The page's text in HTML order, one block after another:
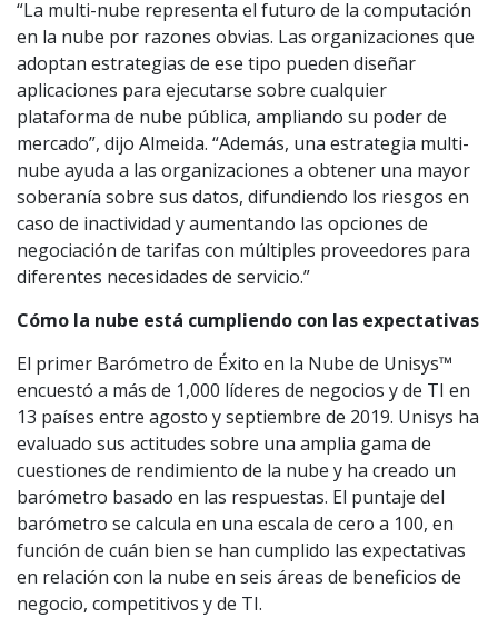
“La multi-nube representa el futuro de la computación
en la nube por razones obvias. Las organizaciones que
adoptan estrategias de ese tipo pueden diseñar
aplicaciones para ejecutarse sobre cualquier
plataforma de nube pública, ampliando su poder de
mercado”, dijo Almeida. “Además, una estrategia multi-
nube ayuda a las organizaciones a obtener una mayor
soberanía sobre sus datos, difundiendo los riesgos en
caso de inactividad y aumentando las opciones de
negociación de tarifas con múltiples proveedores para
diferentes necesidades de servicio.”
Cómo la nube está cumpliendo con las expectativas
El primer Barómetro de Éxito en la Nube de Unisys™
encuestó a más de 1,000 líderes de negocios y de TI en
13 países entre agosto y septiembre de 2019. Unisys ha
evaluado sus actitudes sobre una amplia gama de
cuestiones de rendimiento de la nube y ha creado un
barómetro basado en las respuestas. El puntaje del
barómetro se calcula en una escala de cero a 100, en
función de cuán bien se han cumplido las expectativas
en relación con la nube en seis áreas de beneficios de
negocio, competitivos y de TI.